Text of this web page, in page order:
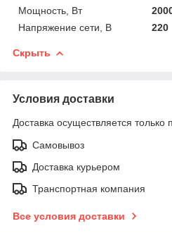
Мощность, Вт
Напряжение сети, В
220
Скрыть
Условия доставки
Доставка осуществляется только
Самовывоз
Доставка курьером
Транспортная компания
Все условия доставки